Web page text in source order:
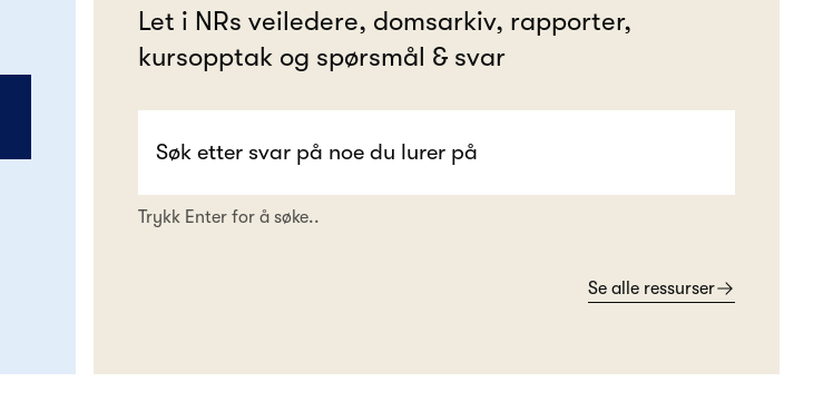
Let i NRs veiledere, domsarkiv, rapporter,
kursopptak og spørsmål & svar
Trykk Enter for å søke..
Se alle ressurser